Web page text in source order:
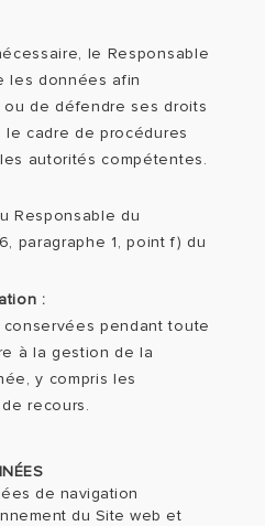
le Responsable
les données afin
ou de défendre ses droits
cadre de procédures
autorités compétentes.
Responsable du
paragraphe 1, point f) du
:
pendant toute
à la gestion de la
y compris les
recours.
de navigation
du Site web et